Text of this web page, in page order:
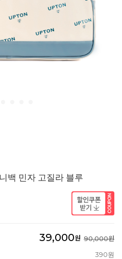
백 민자 고질라 블루
39,000원 90,000원
390원